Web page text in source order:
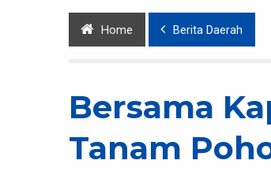
Home Berita Daerah
Bersama
Tanam